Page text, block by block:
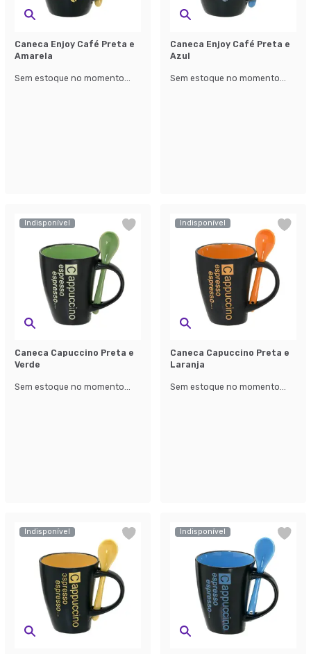
Caneca Enjoy Café Preta e
Amarela
Sem estoque no momento...
Caneca Enjoy Café Preta e
Azul
Sem estoque no momento...
Indisponível
Caneca Capuccino Preta e
Verde
Sem estoque no momento...
Indisponível
Caneca Capuccino Preta e
Laranja
Sem estoque no momento...
Indisponível Indisponível